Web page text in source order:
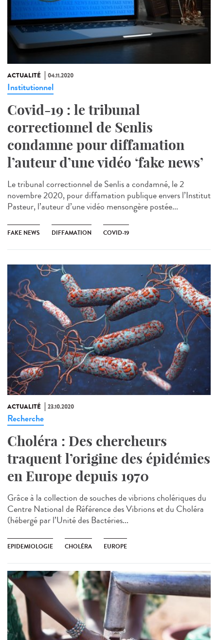
ACTUALITÉ 04.11.2020
Institutionnel
Covid-19 : le tribunal
correctionnel de Senlis
condamne pour diffamation
l’auteur d’une vidéo ‘fake news’
Le tribunal correctionnel de Senlis a condamné, le 2
novembre 2020, pour diffamation publique envers l’Institut
Pasteur, l’auteur d’une vidéo mensongère postée...
FAKE NEWS DIFFAMATION COVID-19
ACTUALITÉ 23.10.2020
Recherche
Choléra : Des chercheurs
traquent l’origine des épidémies
en Europe depuis 1970
Grâce à la collection de souches de vibrions cholériques du
Centre National de Référence des Vibrions et du Choléra
(hébergé par l’Unité des Bactéries...
EPIDEMIOLOGIE CHOLÉRA EUROPE